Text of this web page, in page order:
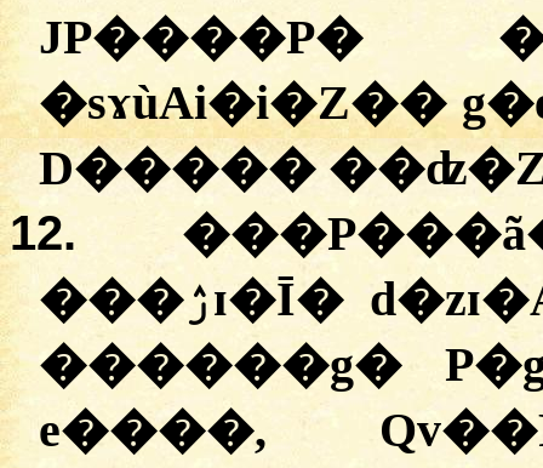
JP����P�
�sɤùAi�i�Z��
D�����
12.
���ۯɪ�Ī� d�zɪ�AP�q� ���Ai�i�w��
������g�
e����,